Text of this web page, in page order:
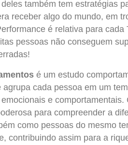
também tem estratégias
receber algo do mundo, em
é relativa para
pessoas não conseguem
é um estudo
agrupa cada pessoa em um
e comportamentais.
para compreender a
como pessoas do mesmo
contribuindo assim para a